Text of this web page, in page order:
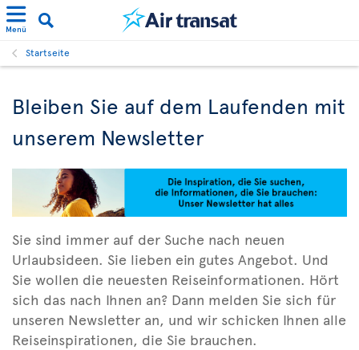
Menü
Startseite
Bleiben Sie auf dem Laufenden mit
unserem Newsletter
Sie sind immer auf der Suche nach neuen
Urlaubsideen. Sie lieben ein gutes Angebot. Und
Sie wollen die neuesten Reiseinformationen. Hört
sich das nach Ihnen an? Dann melden Sie sich für
unseren Newsletter an, und wir schicken Ihnen alle
Reiseinspirationen, die Sie brauchen.